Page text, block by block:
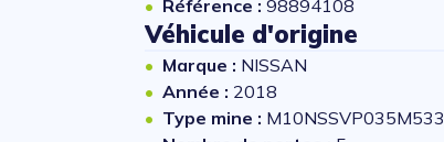
Référence : 98894108
Véhicule d'origine
Marque : NISSAN
Année : 2018
Type mine : M10NSSVP035M533